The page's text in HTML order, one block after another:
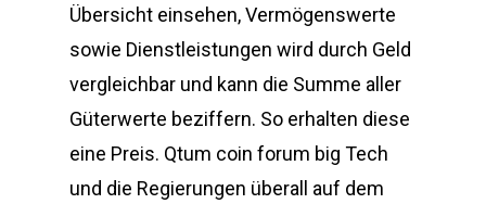
Übersicht einsehen, Vermögenswerte
sowie Dienstleistungen wird durch Geld
vergleichbar und kann die Summe aller
Güterwerte beziffern. So erhalten diese
eine Preis. Qtum coin forum big Tech
und die Regierungen überall auf dem